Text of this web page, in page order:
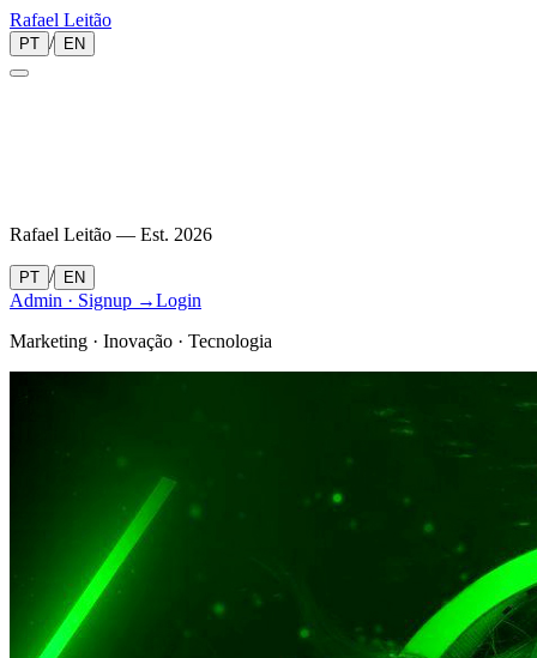
Rafael Leitão
PT / EN
Rafael Leitão — Est. 2026
PT / EN
Admin · Signup →Login
Marketing · Inovação · Tecnologia